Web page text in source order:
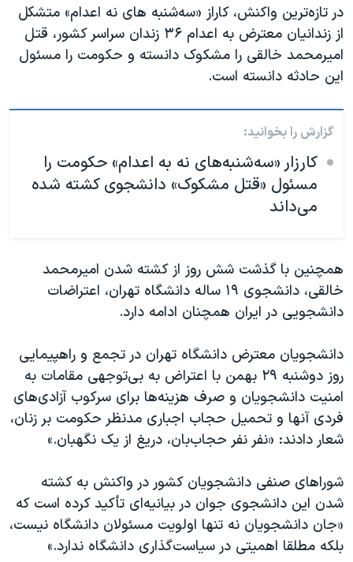
در تازه‌ترین واکنش، کاراز «سه‌شنبه های نه اعدام» متشکل
از زندانیان معترض به اعدام ۳۶ زندان سراسر کشور، قتل
امیرمحمد خالقی را مشکوک دانسته و حکومت را مسئول
این حادثه دانسته است.
گزارش را بخوانید:
کارزار «سه‌شنبه‌های نه به اعدام» حکومت را
مسئول «قتل مشکوک» دانشجوی کشته شده
می‌داند
همچنین با گذشت شش روز از کشته شدن امیرمحمد
خالقی، دانشجوی ۱۹ ساله دانشگاه تهران، اعتراضات
دانشجویی در ایران همچنان ادامه دارد.
دانشجویان معترض دانشگاه تهران در تجمع و راهپیمایی
روز دوشنبه ۲۹ بهمن با اعتراض به بی‌توجهی مقامات به
امنیت دانشجویان و صرف هزینه‌ها برای سرکوب آزادی‌های
فردی آنها و تحمیل حجاب اجباری مدنظر حکومت بر زنان،
شعار دادند: «نفر نفر حجاب‌بان، دریغ از یک نگهبان.»
شوراهای صنفی دانشجویان کشور در واکنش به کشته
شدن این دانشجوی جوان در بیانیه‌ای تأکید کرده است که
«جان دانشجویان نه تنها اولویت مسئولان دانشگاه نیست،
بلکه مطلقا اهمیتی در سیاست‌گذاری دانشگاه ندارد.»